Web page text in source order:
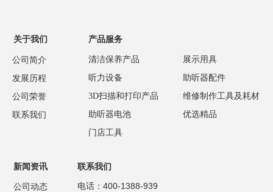
关于我们
公司简介
发展历程
公司荣誉
联系我们
产品服务
展示用具
助听器配件
维修制作工具及耗材
优选精品
清洁保养产品
听力设备
3D扫描和打印产品
助听器电池
门店工具
新闻资讯
公司动态
联系我们
电话：400-1388-939